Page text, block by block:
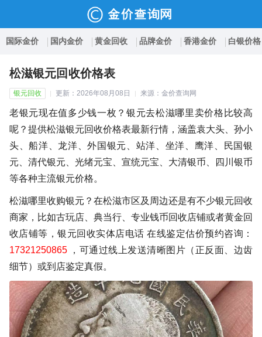
国际金价 国内金价 黄金回收 品牌金价 香港金价 白银价格
松滋银元回收价格表
银元回收 更新：2026年08月08日 来源：金价查询网
老银元现在值多少钱一枚？银元去松滋哪里卖价格比较高
呢？提供松滋银元回收价格表最新行情，涵盖袁大头、孙小
头、船洋、龙洋、外国银元、站洋、坐洋、鹰洋、民国银
元、清代银元、光绪元宝、宣统元宝、大清银币、四川银币
等各种主流银元价格。
松滋哪里收购银元？在松滋市区及周边还是有不少银元回收
商家，比如古玩店、典当行、专业钱币回收店铺或者黄金回
收店铺等，银元回收实体店电话 在线鉴定估价预约咨询：
17321250865
，可通过线上发送清晰图片（正反面、边齿
细节）或到店鉴定真假。